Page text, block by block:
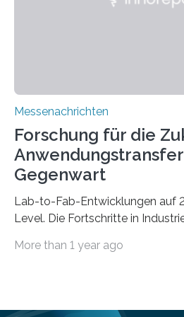
Messenachrichten
Forschung für die
Gegenwart
Lab-to-Fab-Entwicklungen auf
Level. Die Fortschritte in
Mikrochips, sowohl aus
More than 1 year ago